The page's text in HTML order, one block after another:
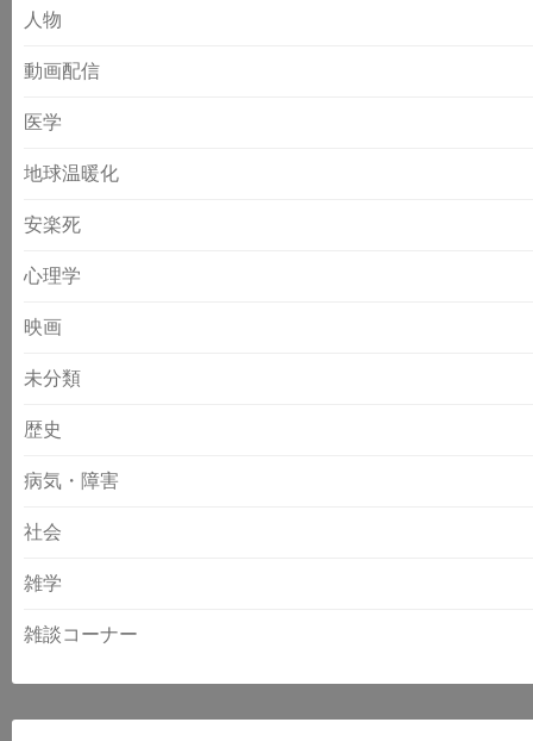
人物
動画配信
医学
地球温暖化
安楽死
心理学
映画
未分類
歴史
病気・障害
社会
雑学
雑談コーナー